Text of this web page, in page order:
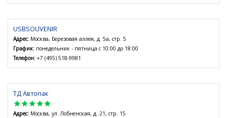
USBSOUVENIR
Адрес: Москва, Березовая аллея, д. 5а, стр. 5
График: понедельник - пятница с 10:00 до 18:00
Телефон: +7 (495) 518-9981
ТД Автопак
star
star
star
star
star
Адрес: Москва, ул. Лобненская, д. 21, стр. 15